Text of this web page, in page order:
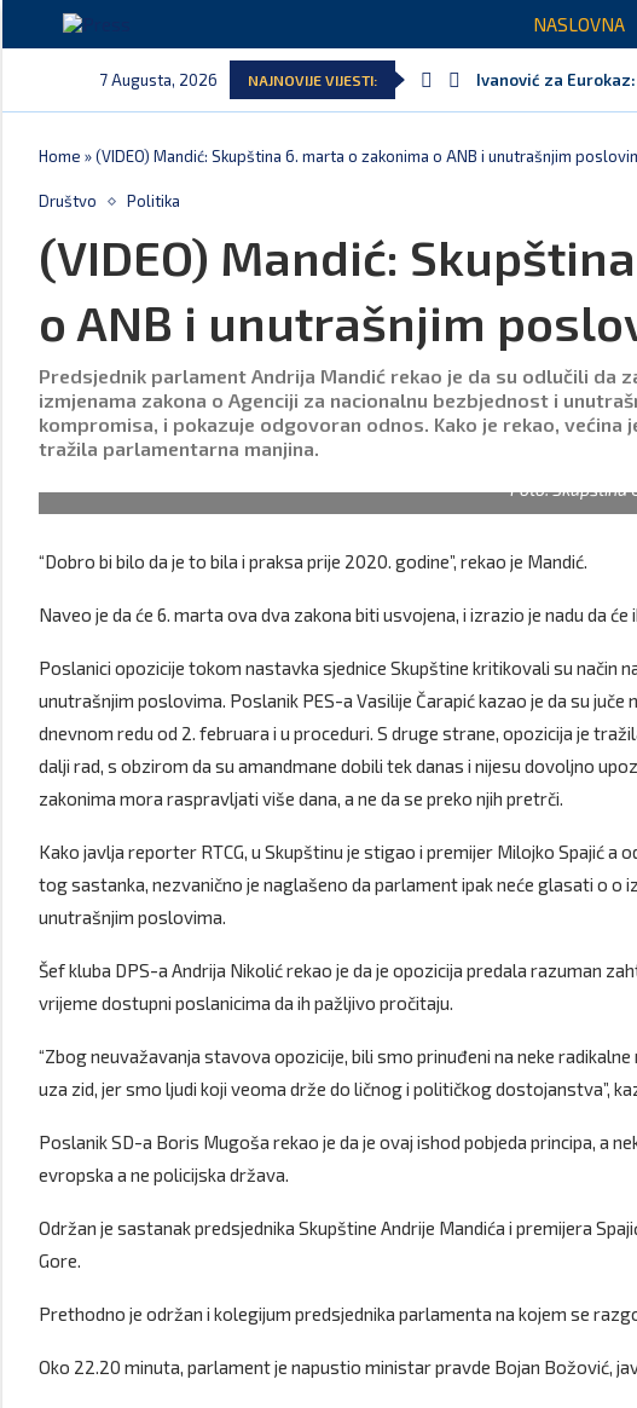
NASLOVNA
7 Augusta, 2026 NAJNOVIJE VIJESTI:
Ivanović za
Spajić: Snažno
MPNI do kraja jula
U prethodnih pet
MCP odgovorila
Andrić: Crnoj Gori
Home »(VIDEO) Mandić: Skupština 6. marta o zakonima o ANB i unutrašnjim
Društvo Politika
(VIDEO) Mandić:
o ANB i unutrašnjim
Predsjednik parlament Andrija Mandić rekao je da su odlučili da
izmjenama zakona o Agenciji za nacionalnu bezbjednost i
kompromisa, i pokazuje odgovoran odnos. Kako je rekao,
tražila parlamentarna manjina.
Foto: Skupština
“Dobro bi bilo da je to bila i praksa prije 2020. godine”, rekao je Mandić.
Naveo je da će 6. marta ova dva zakona biti usvojena, i izrazio je nadu da će
Poslanici opozicije tokom nastavka sjednice Skupštine kritikovali su način
unutrašnjim poslovima. Poslanik PES-a Vasilije Čarapić kazao je da su juče
dnevnom redu od 2. februara i u proceduri. S druge strane, opozicija je
dalji rad, s obzirom da su amandmane dobili tek danas i nijesu dovoljno
zakonima mora raspravljati više dana, a ne da se preko njih pretrči.
Kako javlja reporter RTCG, u Skupštinu je stigao i premijer Milojko Spajić a
tog sastanka, nezvanično je naglašeno da parlament ipak neće glasati o o
unutrašnjim poslovima.
Šef kluba DPS-a Andrija Nikolić rekao je da je opozicija predala razuman
vrijeme dostupni poslanicima da ih pažljivo pročitaju.
“Zbog neuvažavanja stavova opozicije, bili smo prinuđeni na neke
uza zid, jer smo ljudi koji veoma drže do ličnog i političkog dostojanstva”,
Poslanik SD-a Boris Mugoša rekao je da je ovaj ishod pobjeda principa, a
evropska a ne policijska država.
Održan je sastanak predsjednika Skupštine Andrije Mandića i premijera
Gore.
Prethodno je održan i kolegijum predsjednika parlamenta na kojem se
Oko 22.20 minuta, parlament je napustio ministar pravde Bojan Božović,